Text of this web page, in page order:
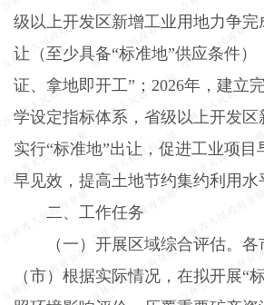
级以上开发区新增工业用地力争完
让（至少具备“标准地”供应条件）
证、拿地即开工”； 2026年，建立
学设定指标体系，省级以上开发区
实行“标准地”出让，促进工业项目
早见效，提高土地节约集约利用水
二、工作任务
（一）开展区域综合评估。 各
（市）根据实际情况，在拟开展“